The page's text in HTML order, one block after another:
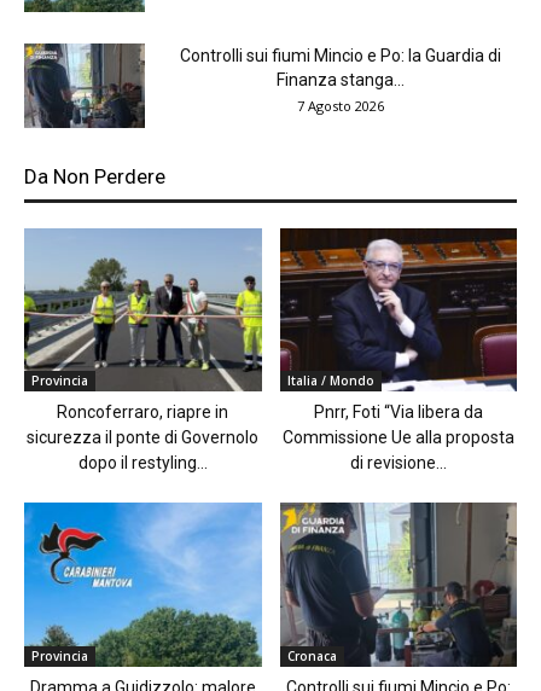
Controlli sui fiumi Mincio e Po: la Guardia di
Finanza stanga...
7 Agosto 2026
Da Non Perdere
Provincia
Roncoferraro, riapre in
sicurezza il ponte di Governolo
dopo il restyling...
Italia / Mondo
Pnrr, Foti “Via libera da
Commissione Ue alla proposta
di revisione...
Provincia
Dramma a Guidizzolo: malore
Cronaca
Controlli sui fiumi Mincio e Po: